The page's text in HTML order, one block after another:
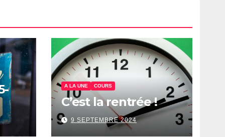
A LA UNE COURS
C’est la rentrée !
9 SEPTEMBRE 2024